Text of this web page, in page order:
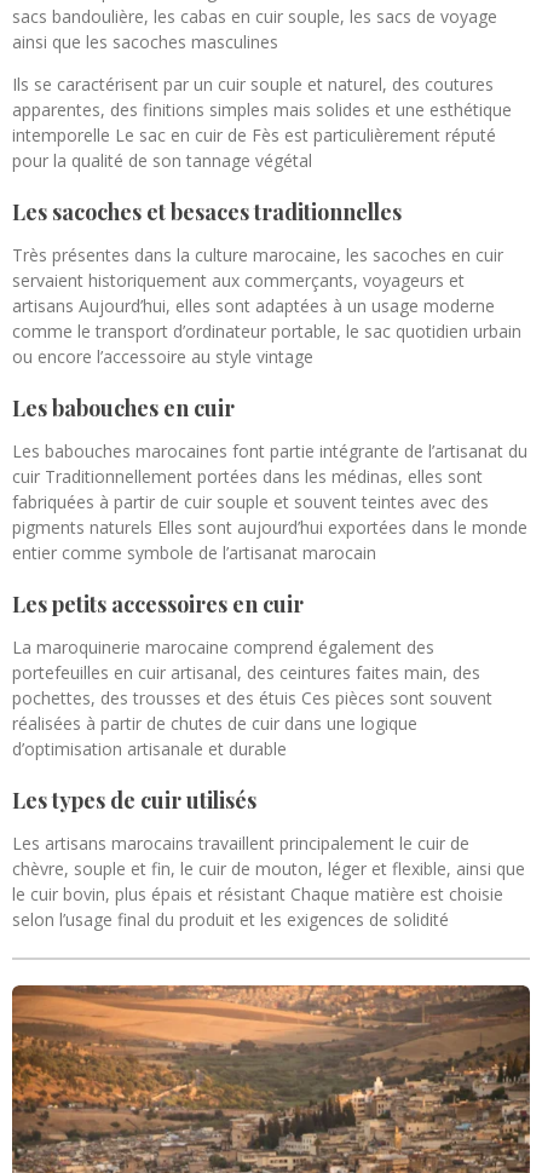
sacs bandoulière, les cabas en cuir souple, les sacs de voyage
ainsi que les sacoches masculines
Ils se caractérisent par un cuir souple et naturel, des coutures
apparentes, des finitions simples mais solides et une esthétique
intemporelle Le sac en cuir de Fès est particulièrement réputé
pour la qualité de son tannage végétal
Les sacoches et besaces traditionnelles
Très présentes dans la culture marocaine, les sacoches en cuir
servaient historiquement aux commerçants, voyageurs et
artisans Aujourd’hui, elles sont adaptées à un usage moderne
comme le transport d’ordinateur portable, le sac quotidien urbain
ou encore l’accessoire au style vintage
Les babouches en cuir
Les babouches marocaines font partie intégrante de l’artisanat du
cuir Traditionnellement portées dans les médinas, elles sont
fabriquées à partir de cuir souple et souvent teintes avec des
pigments naturels Elles sont aujourd’hui exportées dans le monde
entier comme symbole de l’artisanat marocain
Les petits accessoires en cuir
La maroquinerie marocaine comprend également des
portefeuilles en cuir artisanal, des ceintures faites main, des
pochettes, des trousses et des étuis Ces pièces sont souvent
réalisées à partir de chutes de cuir dans une logique
d’optimisation artisanale et durable
Les types de cuir utilisés
Les artisans marocains travaillent principalement le cuir de
chèvre, souple et fin, le cuir de mouton, léger et flexible, ainsi que
le cuir bovin, plus épais et résistant Chaque matière est choisie
selon l’usage final du produit et les exigences de solidité